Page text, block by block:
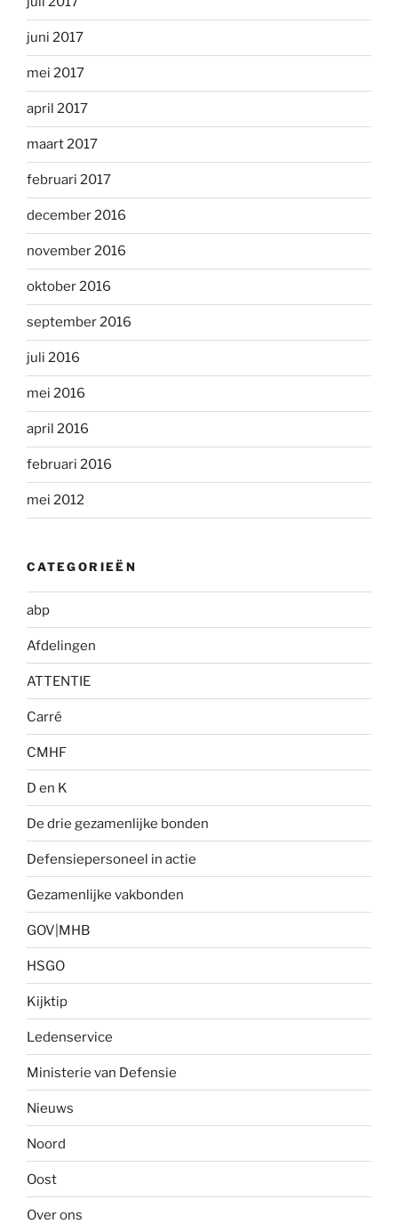
juni 2017
mei 2017
april 2017
maart 2017
februari 2017
december 2016
november 2016
oktober 2016
september 2016
juli 2016
mei 2016
april 2016
februari 2016
mei 2012
CATEGORIEËN
abp
Afdelingen
ATTENTIE
Carré
CMHF
D en K
De drie gezamenlijke bonden
Defensiepersoneel in actie
Gezamenlijke vakbonden
GOV|MHB
HSGO
Kijktip
Ledenservice
Ministerie van Defensie
Nieuws
Noord
Oost
Over ons